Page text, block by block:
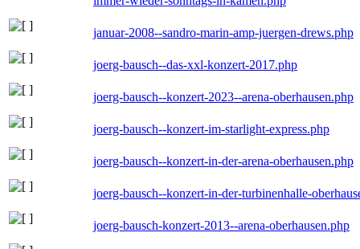
januar-2008--sandro-marin-amp-juergen-drews.php
joerg-bausch--das-xxl-konzert-2017.php
joerg-bausch--konzert-2023--arena-oberhausen.php
joerg-bausch--konzert-im-starlight-express.php
joerg-bausch--konzert-in-der-arena-oberhausen.php
joerg-bausch--konzert-in-der-turbinenhalle-
joerg-bausch-konzert-2013--arena-oberhausen.php